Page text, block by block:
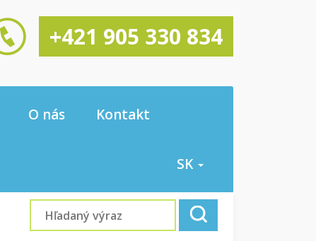
+421 905 330 834
O nás Kontakt
SK